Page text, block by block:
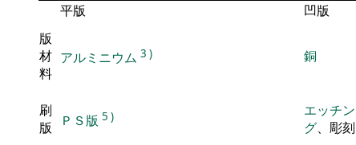
平版 凹版
版
材
料
アルミニウム 3 ) 銅
刷
版
ＰＳ版 5 )
エッチン
グ、彫刻